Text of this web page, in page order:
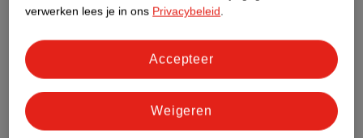
Dit product heeft (nog) geen Nature
Meer informatie
Bestel & Bezorginformatie
verwerken lees je in ons Privacybeleid.
Weigeren
Accepteer